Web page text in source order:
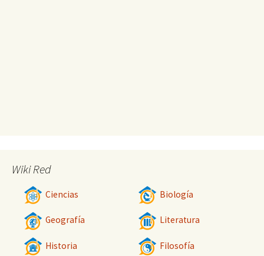
Wiki Red
Ciencias Biología
Geografía Literatura
Historia Filosofía